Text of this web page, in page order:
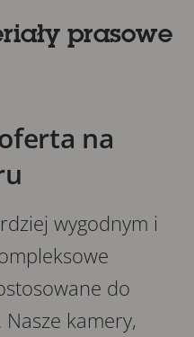
prasowe
na
wygodnym i
do
kamery,